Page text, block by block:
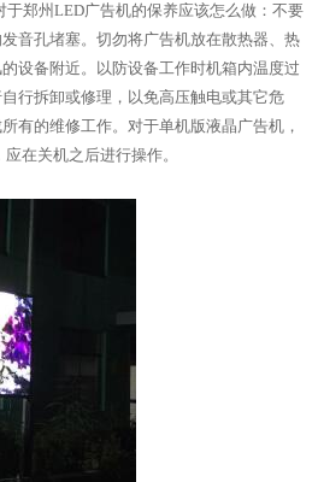
于郑州LED广告机的保养应该怎么做：不要
音孔堵塞。切勿将广告机放在散热器、热
设备附近。以防设备工作时机箱内温度过
行拆卸或修理，以免高压触电或其它危
有的维修工作。对于单机版液晶广告机，
在关机之后进行操作。